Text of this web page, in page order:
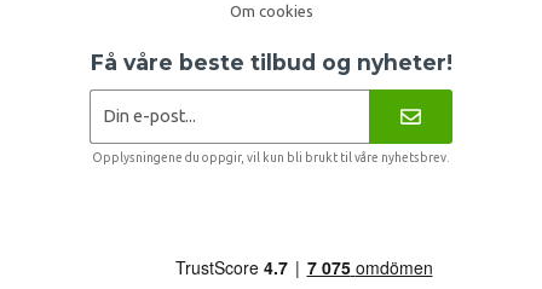
Om cookies
Få våre beste tilbud og nyheter!
Opplysningene du oppgir, vil kun bli brukt til våre nyhetsbrev.